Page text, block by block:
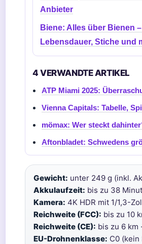
Anbieter
Biene: Alles über Bienen
Lebensdauer, Stiche und
4 VERWANDTE ARTIKEL
ATP Miami 2025:
Vienna Capitals: Tabelle,
mömax: Wer steckt
Aftonbladet: Schwedens
Gewicht: unter 249 g (inkl.
Akkulaufzeit: bis zu 38
Kamera: 4K HDR mit 1/1,3-
Reichweite (FCC): bis zu 10
Reichweite (CE): bis zu 6 km ·
EU-Drohnenklasse: C0